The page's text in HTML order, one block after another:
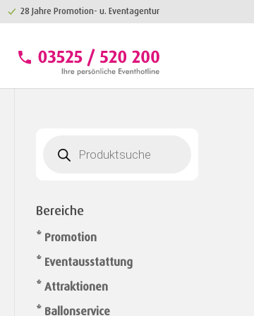
28 Jahre Promotion- u. Eventagentur
search
Bereiche
* Promotion
* Eventausstattung
* Attraktionen
* Ballonservice